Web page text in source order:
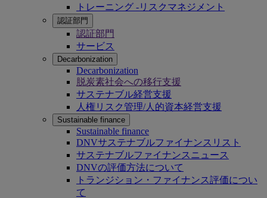
トレーニング -リスクマネジメント
認証部門
認証部門
サービス
Decarbonization
Decarbonization
脱炭素社会への移行支援
サステナブル経営支援
人権リスク管理/人的資本経営支援
Sustainable finance
Sustainable finance
DNVサステナブルファイナンスリスト
サステナブルファイナンスニュース
DNVの評価方法について
トランジション・ファイナンス評価につい
て